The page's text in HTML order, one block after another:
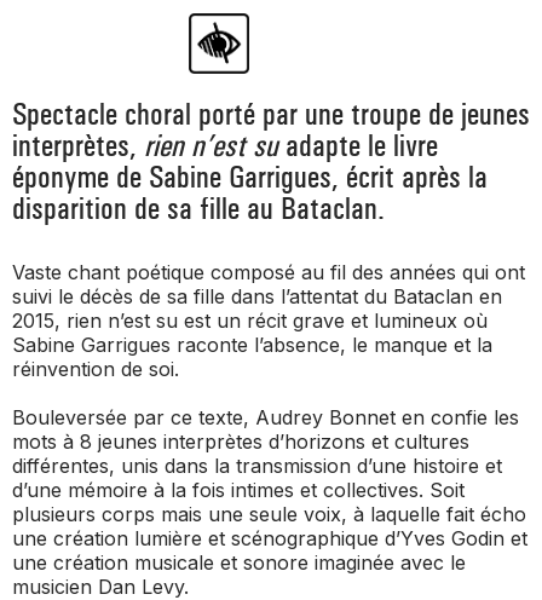
Spectacle choral porté par une troupe de jeunes
interprètes, rien n’est suadapte le livre
éponyme de Sabine Garrigues, écrit après la
disparition de sa fille au Bataclan.
Vaste chant poétique composé au fil des années qui ont
suivi le décès de sa fille dans l’attentat du Bataclan en
2015, rien n’est su est un récit grave et lumineux où
Sabine Garrigues raconte l’absence, le manque et la
réinvention de soi.
Bouleversée par ce texte, Audrey Bonnet en confie les
mots à 8 jeunes interprètes d’horizons et cultures
différentes, unis dans la transmission d’une histoire et
d’une mémoire à la fois intimes et collectives. Soit
plusieurs corps mais une seule voix, à laquelle fait écho
une création lumière et scénographique d’Yves Godin et
une création musicale et sonore imaginée avec le
musicien Dan Levy.